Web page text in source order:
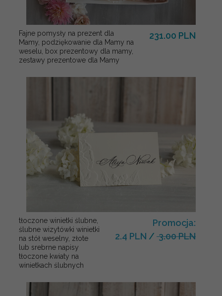
Fajne pomysły na prezent dla
Mamy, podziękowanie dla Mamy na
weselu, box prezentowy dla mamy,
zestawy prezentowe dla Mamy
231.00 PLN
tłoczone winietki ślubne,
ślubne wizytówki winietki
na stół weselny, złote
lub srebrne napisy
tłoczone kwiaty na
winietkach ślubnych
Promocja:
2.4 PLN / 3.00 PLN